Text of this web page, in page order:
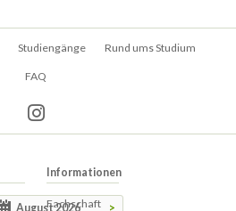
Studiengänge Rund ums Studium
FAQ
August 2026 >
Informationen
Fachschaft